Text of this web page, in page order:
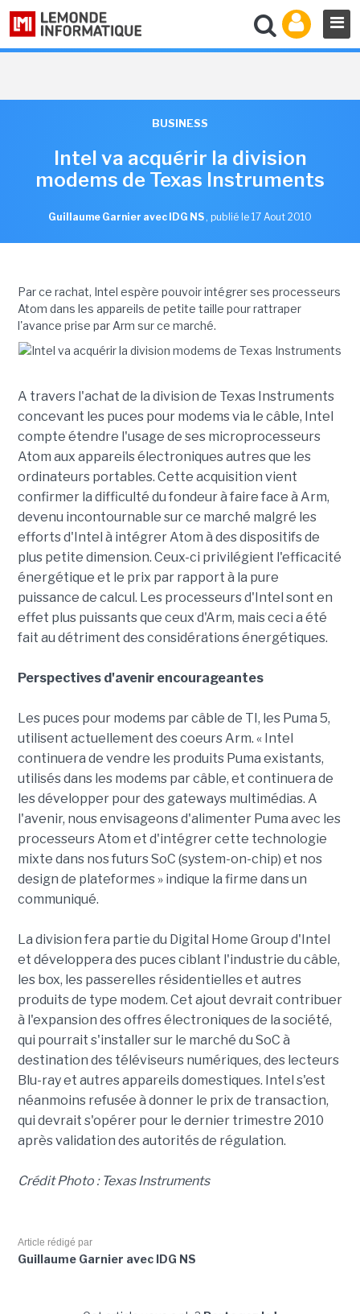
BUSINESS
Intel va acquérir la division
modems de Texas Instruments
Guillaume Garnier avec IDG NS , publié le 17 Aout 2010
Par ce rachat, Intel espère pouvoir intégrer ses processeurs
Atom dans les appareils de petite taille pour rattraper
l'avance prise par Arm sur ce marché.
A travers l'achat de la division de Texas Instruments
concevant les puces pour modems via le câble, Intel
compte étendre l'usage de ses microprocesseurs
Atom aux appareils électroniques autres que les
ordinateurs portables. Cette acquisition vient
confirmer la difficulté du fondeur à faire face à Arm,
devenu incontournable sur ce marché malgré les
efforts d'Intel à intégrer Atom à des dispositifs de
plus petite dimension. Ceux-ci privilégient l'efficacité
énergétique et le prix par rapport à la pure
puissance de calcul. Les processeurs d'Intel sont en
effet plus puissants que ceux d'Arm, mais ceci a été
fait au détriment des considérations énergétiques.
Perspectives d'avenir encourageantes
Les puces pour modems par câble de TI, les Puma 5,
utilisent actuellement des coeurs Arm. « Intel
continuera de vendre les produits Puma existants,
utilisés dans les modems par câble, et continuera de
les développer pour des gateways multimédias. A
l'avenir, nous envisageons d'alimenter Puma avec les
processeurs Atom et d'intégrer cette technologie
mixte dans nos futurs SoC (system-on-chip) et nos
design de plateformes » indique la firme dans un
communiqué.
La division fera partie du Digital Home Group d'Intel
et développera des puces ciblant l'industrie du câble,
les box, les passerelles résidentielles et autres
produits de type modem. Cet ajout devrait contribuer
à l'expansion des offres électroniques de la société,
qui pourrait s'installer sur le marché du SoC à
destination des téléviseurs numériques, des lecteurs
Blu-ray et autres appareils domestiques. Intel s'est
néanmoins refusée à donner le prix de transaction,
qui devrait s'opérer pour le dernier trimestre 2010
après validation des autorités de régulation.
Crédit Photo : Texas Instruments
Article rédigé par
Guillaume Garnier avec IDG NS